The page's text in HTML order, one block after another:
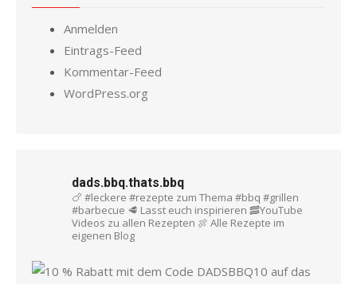
Anmelden
Eintrags-Feed
Kommentar-Feed
WordPress.org
dads.bbq.thats.bbq
🍗 #leckere #rezepte zum Thema #bbq #grillen
#barbecue 🥩 Lasst euch inspirieren 🥓YouTube
Videos zu allen Rezepten 🍖 Alle Rezepte im
eigenen Blog